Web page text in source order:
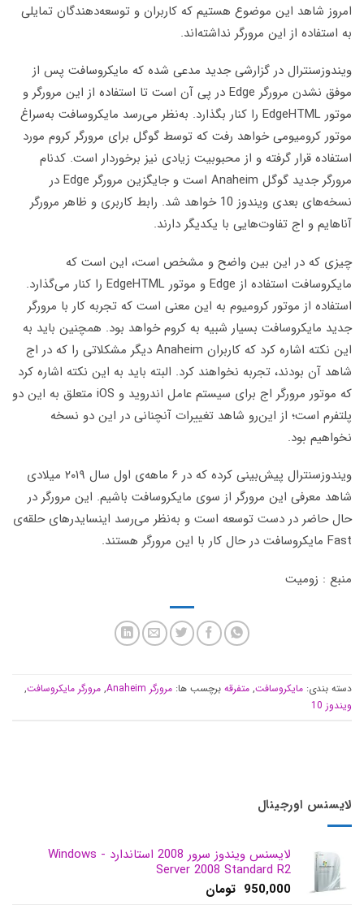
امروز شاهد این موضوع هستیم که کاربران و توسعه‌دهندگان تمایلی
به استفاده از این مرورگر نداشته‌اند.
ویندوزسنترال در گزارشی جدید مدعی شده که مایکروسافت پس از
موفق نشدن مرورگر Edge در پی آن است تا استفاده از این مرورگر و
موتور EdgeHTML را کنار بگذارد. به‌نظر می‌رسد مایکروسافت به‌سراغ
موتور کرومیومی خواهد رفت که توسط گوگل برای مرورگر کروم مورد
استفاده قرار گرفته و از محبوبیت زیادی نیز برخوردار است. کدنام
مرورگر جدید گوگل Anaheim است و جایگزین مرورگر Edge در
نسخه‌های بعدی ویندوز 10 خواهد شد. رابط کاربری و ظاهر مرورگر
آناهایم و اج تفاوت‌هایی با یکدیگر دارند.
چیزی که در این بین واضح و مشخص است، این است که
مایکروسافت استفاده از Edge و موتور EdgeHTML را کنار می‌گذارد.
استفاده از موتور کرومیوم به این معنی است که تجربه کار با مرورگر
جدید مایکروسافت بسیار شبیه به کروم خواهد بود. همچنین باید به
این نکته اشاره کرد که کاربران Anaheim دیگر مشکلاتی را که در اج
شاهد آن بودند، تجربه نخواهند کرد. البته باید به این نکته اشاره کرد
که موتور مرورگر اج برای سیستم‌ عامل اندروید و iOS متعلق به این دو
پلتفرم است؛ از این‌رو شاهد تغییرات آنچنانی در این دو نسخه
نخواهیم بود.
ویندوزسنترال پیش‌بینی کرده که در ۶ ماهه‌ی اول سال ۲۰۱۹ میلادی
شاهد معرفی این مرورگر از سوی مایکروسافت باشیم. این مرورگر در
حال حاضر در دست توسعه است و به‌نظر می‌رسد اینسایدرهای حلقه‌ی
Fast مایکروسافت در حال کار با این مرورگر هستند.
منبع : زومیت
دسته بندی: مایکروسافت, متفرقه برچسب ها: مرورگر Anaheim , مرورگر مایکروسافت,
ویندوز 10
لایسنس اورجینال
لایسنس ویندوز سرور 2008 استاندارد - Windows
Server 2008 Standard R2
950,000 تومان